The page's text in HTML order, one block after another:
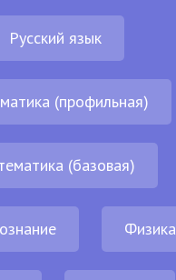
Русский язык
(профильная)
(базовая)
Физика